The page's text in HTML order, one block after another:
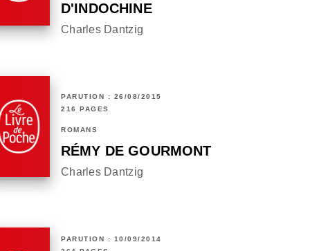
D'INDOCHINE
Charles Dantzig
PARUTION : 26/08/2015
216 PAGES
ROMANS
RÉMY DE GOURMONT
Charles Dantzig
PARUTION : 10/09/2014